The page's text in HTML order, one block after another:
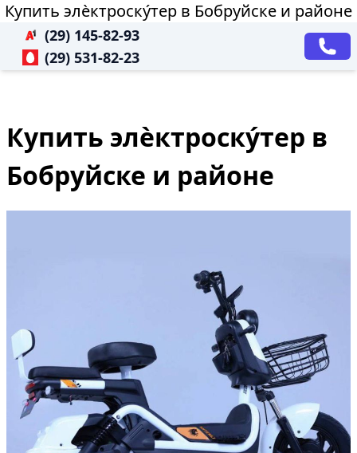
Купить элѐктроску́тер в Бобруйске и районе
(29) 145-82-93
(29) 531-82-23
Купить элѐктроску́тер в
Бобруйске и районе